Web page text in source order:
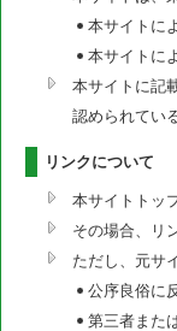
本サイトに
本サイトに
本サイトに記
認められてい
リンクについて
本サイトトッ
その場合、リ
ただし、元サ
公序良俗に
第三者また